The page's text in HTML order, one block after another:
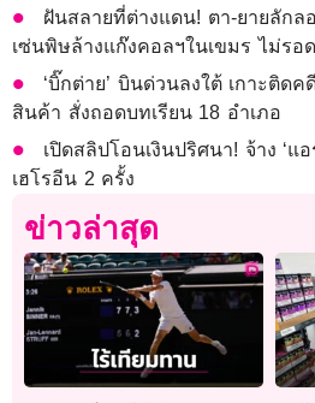
ฝันสลายที่ต่างแดน! ตา-ยายลักล
เซ่นพิษล้างแก๊งคอลฯในเขมร ไม่รอ
‘บิ๊กต่าย’ บินด่วนลงใต้ เกาะติ
สินค้า สั่งถอดบทเรียน 18 อำเภอ
เปิดสลิปโอนเงินปริศนา! จ้าง ‘แ
เฮโรอีน 2 ครั้ง
ข่าวล่าสุด